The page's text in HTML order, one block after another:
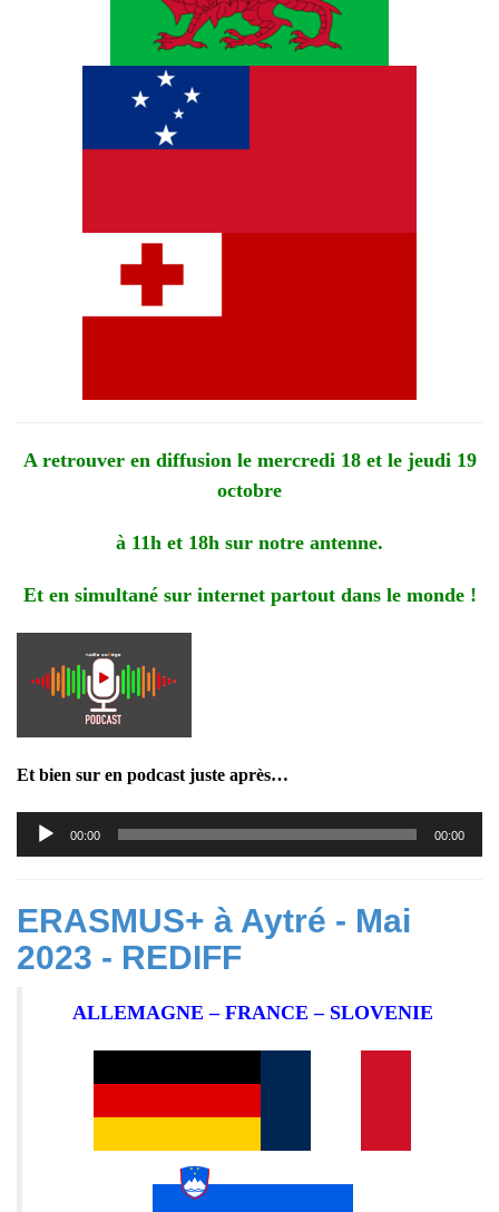
A retrouver en diffusion le mercredi 18 et le jeudi 19
octobre
à 11h et 18h sur notre antenne.
Et en simultané sur internet partout dans le monde !
Et bien sur en podcast juste après…
Lecteur
audio
00:00 00:00
ERASMUS+ à Aytré - Mai
2023 - REDIFF
ALLEMAGNE – FRANCE – SLOVENIE